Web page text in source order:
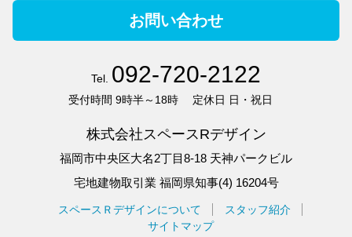
お問い合わせ
Tel. 092-720-2122
受付時間 9時半～18時 定休日 日・祝日
株式会社スペースRデザイン
福岡市中央区大名2丁目8-18 天神パークビル
宅地建物取引業 福岡県知事(4) 16204号
スペースＲデザインについて
スタッフ紹介
サイトマップ